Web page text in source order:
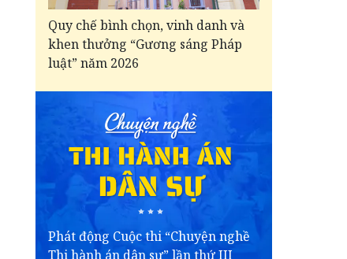
Quy chế bình chọn, vinh danh và
khen thưởng “Gương sáng Pháp
luật” năm 2026
Phát động Cuộc thi “Chuyện nghề
Thi hành án dân sự” lần thứ III